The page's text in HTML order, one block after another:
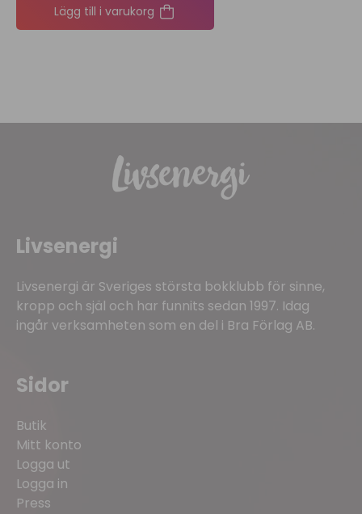
Lägg till i varukorg
Livsenergi
Livsenergi är Sveriges största bokklubb för sinne,
kropp och själ och har funnits sedan 1997. Idag
ingår verksamheten som en del i Bra Förlag AB.
Sidor
Butik
Mitt konto
Logga ut
Logga in
Press